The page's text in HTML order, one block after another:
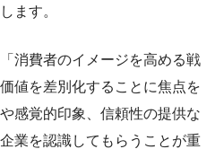
ます。
消費者のイメージを高める戦
値を差別化することに焦点を
感覚的印象、信頼性の提供な
業を認識してもらうことが重